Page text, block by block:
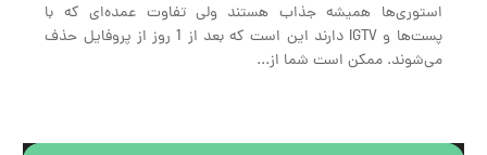
استوری‌ها همیشه جذاب هستند ولی تفاوت عمده‌ای که با
پست‌ها و IGTV دارند این است که بعد از 1 روز از پروفایل حذف
می‌شوند. ممکن است شما از...